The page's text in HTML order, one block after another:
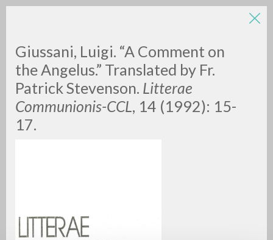
Giussani, Luigi. “A Comment on
the Angelus.” Translated by Fr.
Patrick Stevenson. Litterae
Communionis-CCL, 14 (1992): 15-
17.